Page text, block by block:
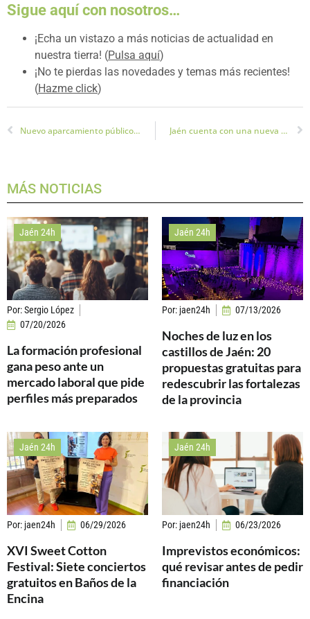
Sigue aquí con nosotros…
¡Echa un vistazo a más noticias de actualidad en
nuestra tierra! (Pulsa aquí)
¡No te pierdas las novedades y temas más recientes!
(Hazme click)
Nuevo aparcamiento público en Jaén Jaén cuenta con una nueva estrategia oleoturística
MÁS NOTICIAS
Jaén 24h
Por:Sergio López
07/20/2026
La formación profesional
gana peso ante un
mercado laboral que pide
perfiles más preparados
Jaén 24h
Por: jaen24h 07/13/2026
Noches de luz en los
castillos de Jaén: 20
propuestas gratuitas para
redescubrir las fortalezas
de la provincia
Jaén 24h
Por: jaen24h 06/29/2026
XVI Sweet Cotton
Festival: Siete conciertos
gratuitos en Baños de la
Encina
Jaén 24h
Por: jaen24h 06/23/2026
Imprevistos económicos:
qué revisar antes de pedir
financiación